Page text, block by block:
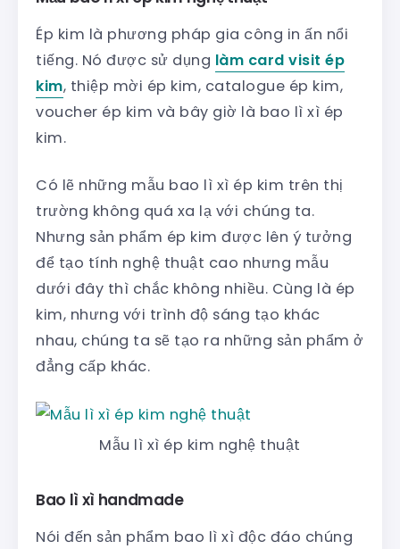
Ép kim là phương pháp gia công in ấn nổi
tiếng. Nó được sử dụng làm card visit ép
kim, thiệp mời ép kim, catalogue ép kim,
voucher ép kim và bây giờ là bao lì xì ép
kim.
Có lẽ những mẫu bao lì xì ép kim trên thị
trường không quá xa lạ với chúng ta.
Nhưng sản phẩm ép kim được lên ý tưởng
để tạo tính nghệ thuật cao nhưng mẫu
dưới đây thì chắc không nhiều. Cùng là ép
kim, nhưng với trình độ sáng tạo khác
nhau, chúng ta sẽ tạo ra những sản phẩm ở
đẳng cấp khác.
Mẫu lì xì ép kim nghệ thuật
Bao lì xì handmade
Nói đến sản phẩm bao lì xì độc đáo chúng